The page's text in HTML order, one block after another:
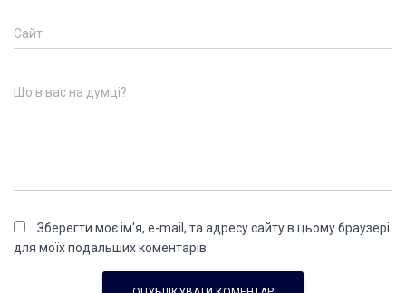
Сайт
Що в вас на думці?
Зберегти моє ім'я, e-mail, та адресу сайту в цьому браузері
для моїх подальших коментарів.